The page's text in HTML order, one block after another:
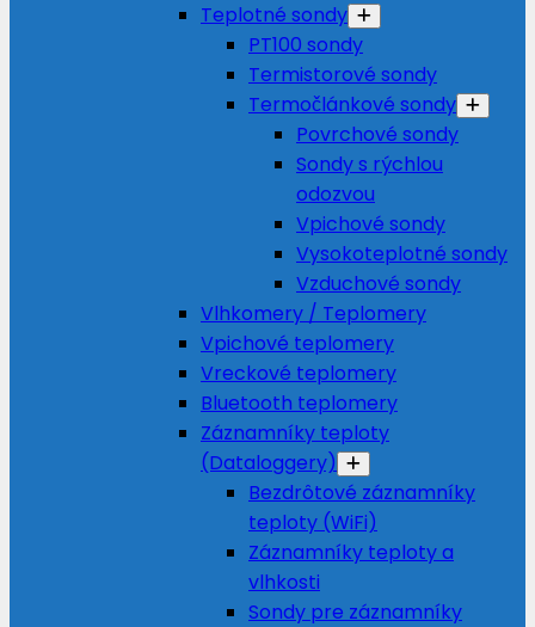
Teplotné sondy
PT100 sondy
Termistorové sondy
Termočlánkové sondy
Povrchové sondy
Sondy s rýchlou
odozvou
Vpichové sondy
Vysokoteplotné sondy
Vzduchové sondy
Vlhkomery / Teplomery
Vpichové teplomery
Vreckové teplomery
Bluetooth teplomery
Záznamníky teploty
(Dataloggery)
Bezdrôtové záznamníky
teploty (WiFi)
Záznamníky teploty a
vlhkosti
Sondy pre záznamníky